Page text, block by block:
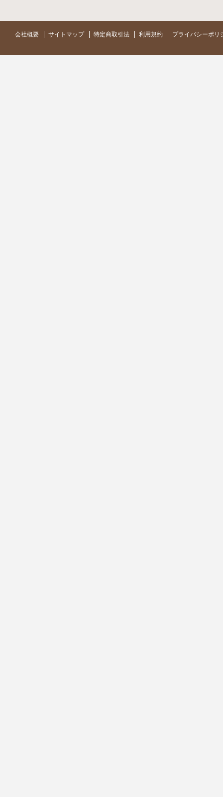
会社概要 サイトマップ 特定商取引法 利用規約 プライバシーポリ